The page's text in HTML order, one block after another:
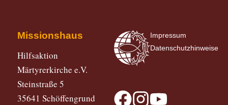
Missionshaus
Hilfsaktion
Märtyrerkirche e.V.
Steinstraße 5
35641 Schöffengrund
Impressum
Datenschutzhinweise